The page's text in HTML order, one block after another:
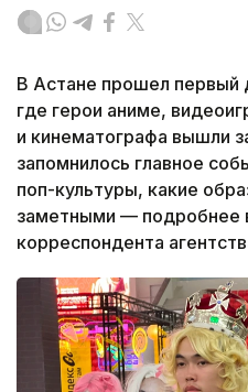
В Астане прошел первый
где герои аниме,
и кинематографа вышли
запомнилось главное
поп-культуры, какие
заметными — подробнее
корреспондента